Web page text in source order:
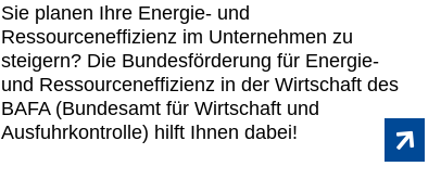
Sie planen Ihre Energie- und
Ressourceneffizienz im Unternehmen zu
steigern? Die Bundesförderung für Energie-
und Ressourceneffizienz in der Wirtschaft des
BAFA (Bundesamt für Wirtschaft und
Ausfuhrkontrolle) hilft Ihnen dabei!